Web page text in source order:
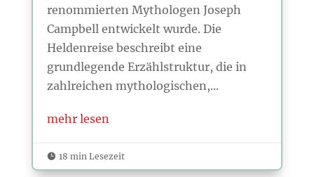
renommierten Mythologen Joseph
Campbell entwickelt wurde. Die
Heldenreise beschreibt eine
grundlegende Erzählstruktur, die in
zahlreichen mythologischen,...
mehr lesen
 18 min Lesezeit